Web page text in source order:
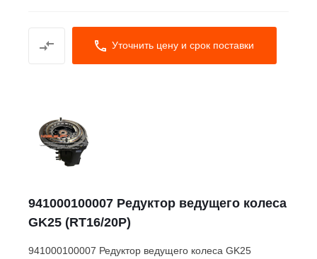
Уточнить цену и срок поставки
941000100007 Редуктор ведущего колеса
GK25 (RT16/20P)
941000100007 Редуктор ведущего колеса GK25